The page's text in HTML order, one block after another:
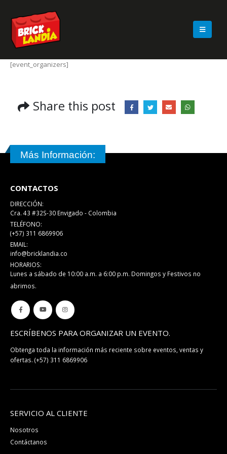
[event_organizers]
Share this post
Más Información:
CONTACTOS
DIRECCIÓN:
Cra. 43 #32S-30 Envigado - Colombia
TELÉFONO:
(+57) 311 6869906
EMAIL:
info@bricklandia.co
HORARIOS:
Lunes a sábado de 10:00 a.m. a 6:00 p.m. Domingos y Festivos no
abrimos.
ESCRÍBENOS PARA ORGANIZAR UN EVENTO.
Obtenga toda la información más reciente sobre eventos, ventas y
ofertas. (+57) 311 6869906
SERVICIO AL CLIENTE
Nosotros
Contáctanos